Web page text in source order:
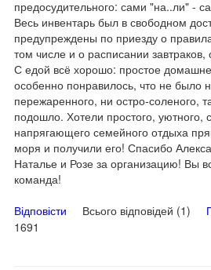
предосудительного: сами "на..ли" -
Весь инвентарь был в свободном
предупреждены по приезду о
том числе и о расписании
С едой всё хорошо: простое
особенно понравилось, что не было
пережаренного, ни остро-соленого,
подошло. Хотели простого, уютного,
напрягающего семейного отдыха
моря и получили его! Спасибо
Наталье и Розе за организацию! Вы
команда!
Відповісти Всього відповідей (1)
1691